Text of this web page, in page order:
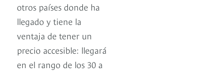
otros países donde ha
llegado y tiene la
ventaja de tener un
precio accesible: llegará
en el rango de los 30 a